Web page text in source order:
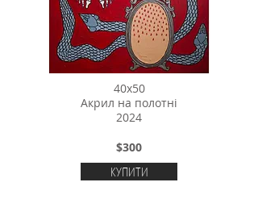
40х50
Акрил на полотні
2024
$300
КУПИТИ